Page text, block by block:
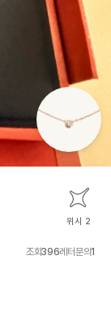
위시 2
조회396레터문의1